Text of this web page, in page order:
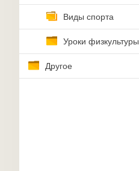
Виды спорта
Уроки физкультуры
Другое